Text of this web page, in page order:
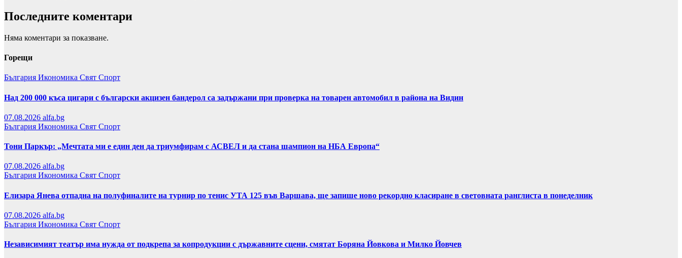
Последните коментари
Няма коментари за показване.
Горещи
България Икономика Свят Спорт
Над 200 000 къса цигари с български акцизен бандерол са задържани при проверка на товарен автомобил в района на Видин
07.08.2026 alfa.bg
България Икономика Свят Спорт
Тони Паркър: „Мечтата ми е един ден да триумфирам с АСВЕЛ и да стана шампион на НБА Европа“
07.08.2026 alfa.bg
България Икономика Свят Спорт
Елизара Янева отпадна на полуфиналите на турнир по тенис УТА 125 във Варшава, ще запише ново рекордно класиране в световната ранглиста в понеделник
07.08.2026 alfa.bg
България Икономика Свят Спорт
Независимият театър има нужда от подкрепа за копродукции с държавните сцени, смятат Боряна Йовкова и Милко Йовчев